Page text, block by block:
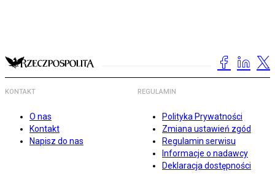
KONTAKT
O nas
Kontakt
Napisz do nas
REGULAMIN
Polityka Prywatności
Zmiana ustawień zgód
Regulamin serwisu
Informacje o nadawcy
Deklaracja dostępności